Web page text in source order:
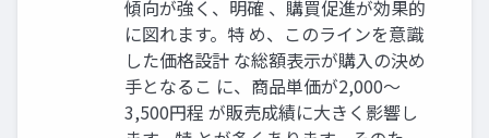
傾向が強く、明確 、購買促進が効果的
に図れます。特 め、このラインを意識
した価格設計 な総額表示が購入の決め
手となるこ に、商品単価が2,000〜
3,500円程 が販売成績に大きく影響し